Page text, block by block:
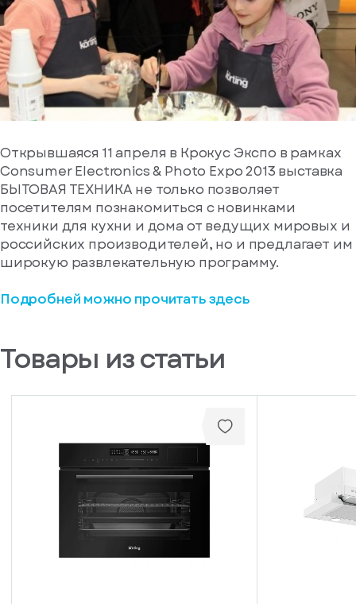
или
еще нет
Отправить
код
еще
раз
через
43
Телефон*
согласие на
обработку
персональных
данных
Я согласен
рекламные и
информационные
материалы
, если
у
аккаунт
Сообщение*
Нажимая
кнопку,
я
согласен
на
обработку
данных
Открывшаяся 11 апреля в Крокус Экспо в рамках
Consumer Electronics & Photo Expo 2013 выставка
БЫТОВАЯ ТЕХНИКА не только позволяет
посетителям познакомиться с новинками
техники для кухни и дома от ведущих мировых и
российских производителей, но и предлагает им
широкую развлекательную программу.
Подробней можно прочитать здесь
Товары из статьи